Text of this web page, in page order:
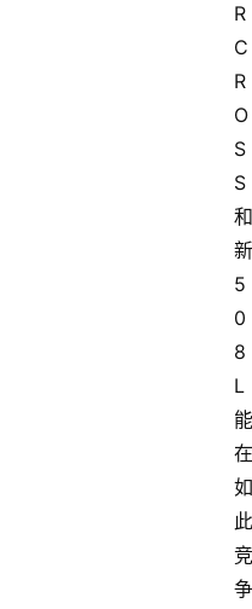
R
C
R
O
S
S
和
新
5
0
8
L
能
在
如
此
竞
争